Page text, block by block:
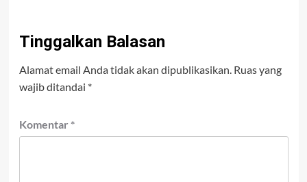
Tinggalkan Balasan
Alamat email Anda tidak akan dipublikasikan. Ruas yang
wajib ditandai *
Komentar *